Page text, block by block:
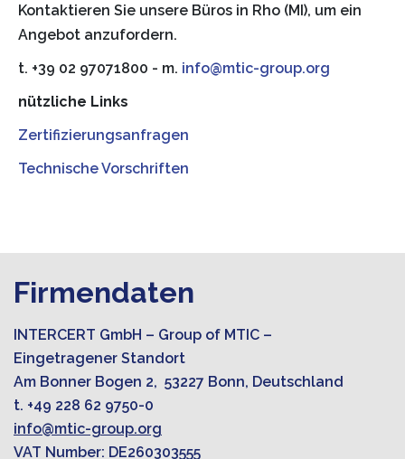
Kontaktieren Sie unsere Büros in Rho (MI), um ein
Angebot anzufordern.
t. +39 02 97071800 - m. info@mtic-group.org
nützliche Links
Zertifizierungsanfragen
Technische Vorschriften
Firmendaten
INTERCERT GmbH – Group of MTIC –
Eingetragener Standort
Am Bonner Bogen 2, 53227 Bonn, Deutschland
t. +49 228 62 9750-0
info@mtic-group.org
VAT Number: DE260303555